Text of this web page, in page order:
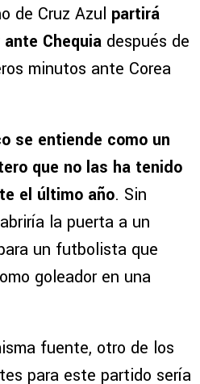
de Cruz Azul partirá
Chequia después de
minutos ante Corea
se entiende como un
que no las ha tenido
el último año. Sin
la puerta a un
un futbolista que
goleador en una
fuente, otro de los
para este partido sería